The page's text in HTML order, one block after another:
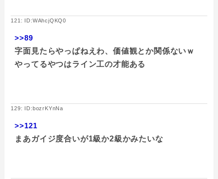
121: ID:WAhcjQKQ0
>>89
字面見たらやっぱねえわ、価値観とか関係ないｗ
やってるやつはライン工の才能ある
129: ID:bozrKYnNa
>>121
まあガイジ度合いが1級か2級かみたいな